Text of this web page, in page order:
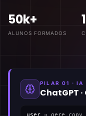
50k+
ALUNOS FORMADOS
PILAR 01 · IA
ChatGPT